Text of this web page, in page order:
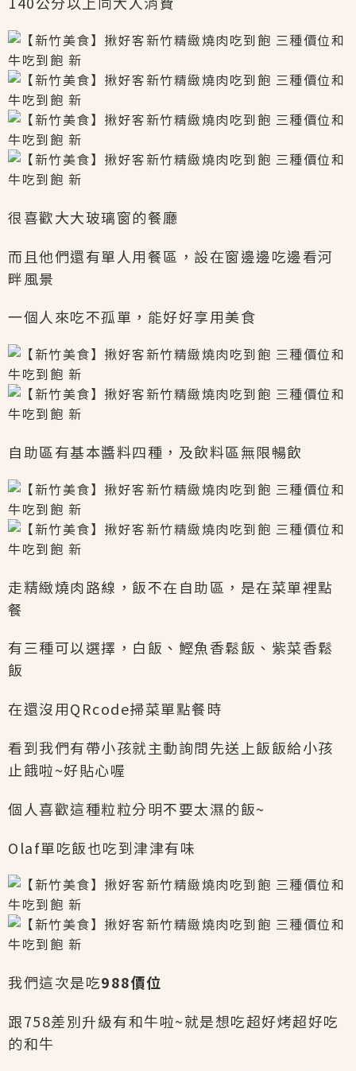
很喜歡大大玻璃窗的餐廳
而且他們還有單人用餐區，設在窗邊邊吃邊看河
畔風景
一個人來吃不孤單，能好好享用美食
自助區有基本醬料四種，及飲料區無限暢飲
走精緻燒肉路線，飯不在自助區，是在菜單裡點
餐
有三種可以選擇，白飯、鰹魚香鬆飯、紫菜香鬆
飯
在還沒用QRcode掃菜單點餐時
看到我們有帶小孩就主動詢問先送上飯飯給小孩
止餓啦~好貼心喔
個人喜歡這種粒粒分明不要太濕的飯~
Olaf單吃飯也吃到津津有味
我們這次是吃988價位
跟758差別升級有和牛啦~就是想吃超好烤超好吃
的和牛